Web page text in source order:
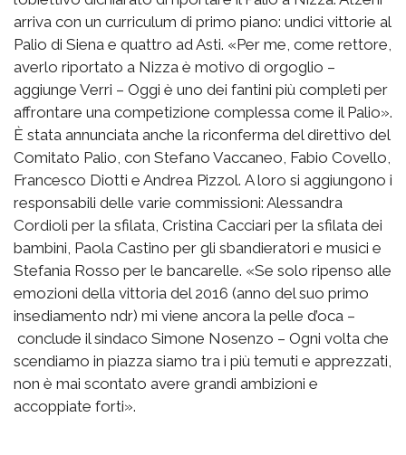
arriva con un curriculum di primo piano: undici vittorie al
Palio di Siena e quattro ad Asti. «Per me, come rettore,
averlo riportato a Nizza è motivo di orgoglio –
aggiunge Verri – Oggi è uno dei fantini più completi per
affrontare una competizione complessa come il Palio».
È stata annunciata anche la riconferma del direttivo del
Comitato Palio, con Stefano Vaccaneo, Fabio Covello,
Francesco Diotti e Andrea Pizzol. A loro si aggiungono i
responsabili delle varie commissioni: Alessandra
Cordioli per la sfilata, Cristina Cacciari per la sfilata dei
bambini, Paola Castino per gli sbandieratori e musici e
Stefania Rosso per le bancarelle. «Se solo ripenso alle
emozioni della vittoria del 2016 (anno del suo primo
insediamento ndr) mi viene ancora la pelle d’oca –
conclude il sindaco Simone Nosenzo – Ogni volta che
scendiamo in piazza siamo tra i più temuti e apprezzati,
non è mai scontato avere grandi ambizioni e
accoppiate forti».